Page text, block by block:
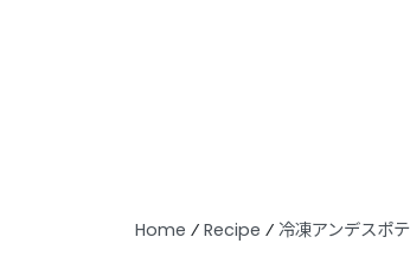
Home ⁄ Recipe ⁄ 冷凍アンデスポ